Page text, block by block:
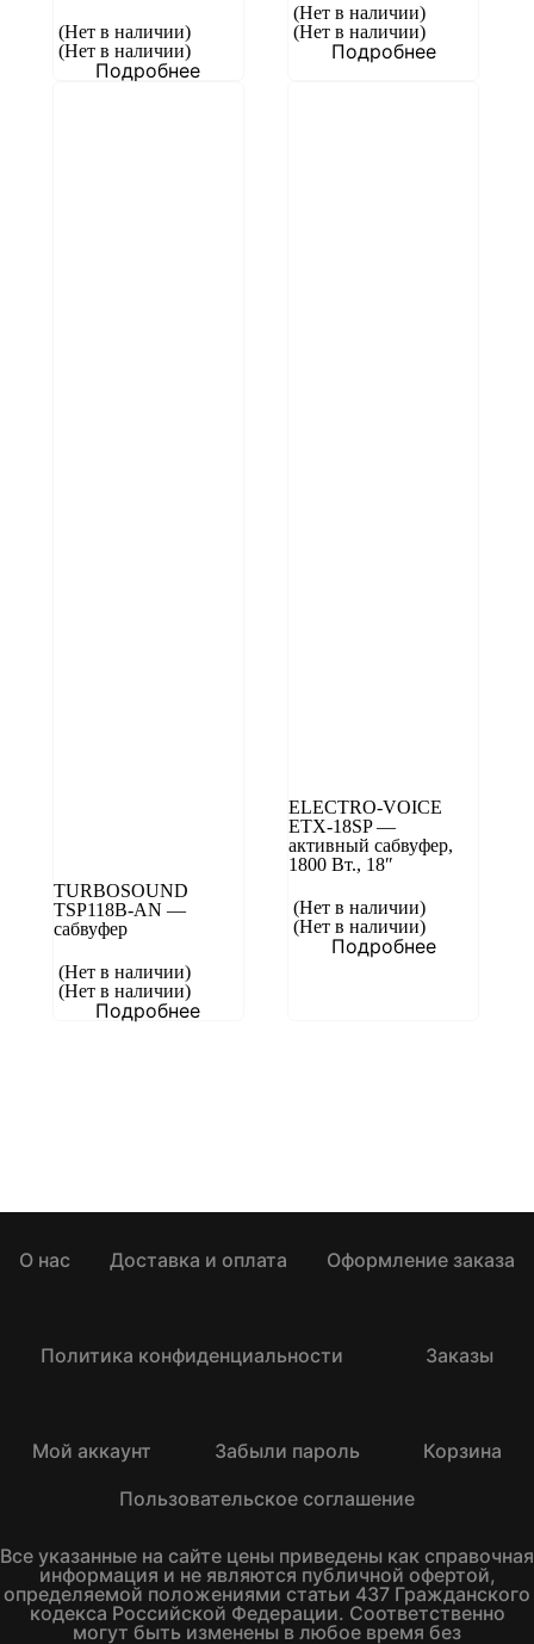
(Нет в наличии)
(Нет в наличии)
Подробнее
(Нет в наличии)
(Нет в наличии)
Подробнее
TURBOSOUND
TSP118B-AN —
сабвуфер
(Нет в наличии)
(Нет в наличии)
Подробнее
ELECTRO-VOICE
ETX-18SP —
активный сабвуфер,
1800 Вт., 18″
(Нет в наличии)
(Нет в наличии)
Подробнее
О нас Доставка и оплата Оформление заказа
Политика конфиденциальности Заказы
Мой аккаунт Забыли пароль
Корзина
Пользовательское соглашение
Все указанные на сайте цены приведены как справочная
информация и не являются публичной офертой,
определяемой положениями статьи 437 Гражданского
кодекса Российской Федерации. Соответственно
могут быть изменены в любое время без